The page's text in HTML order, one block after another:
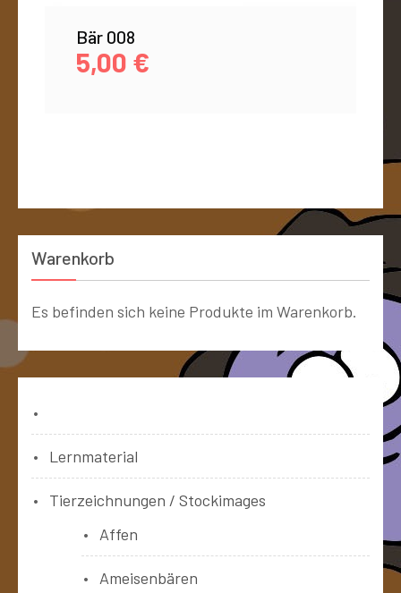
Bär 008
5,00 €
Warenkorb
Es befinden sich keine Produkte im Warenkorb.
Lernmaterial
Tierzeichnungen / Stockimages
Affen
Ameisenbären